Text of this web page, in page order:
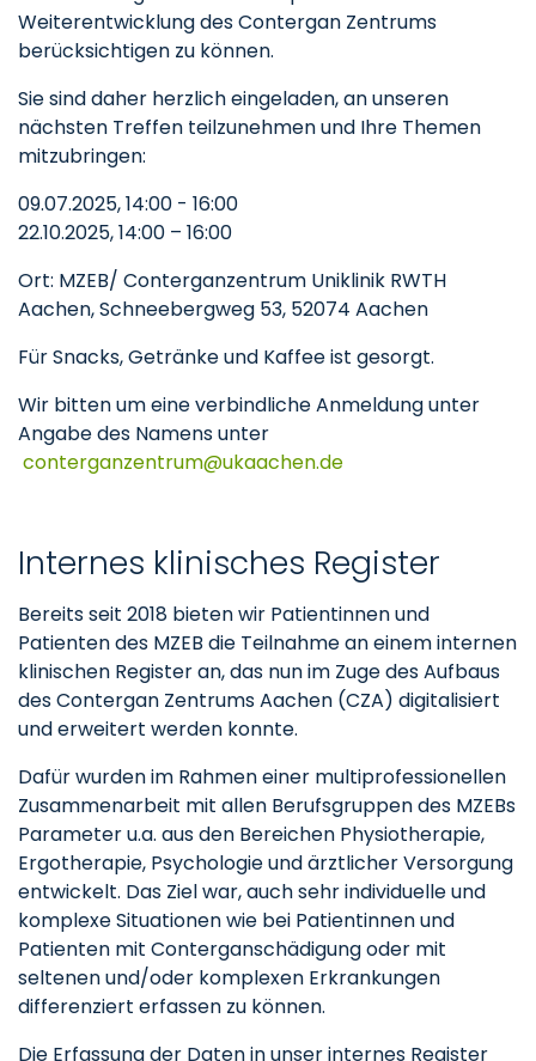
Weiterentwicklung des Contergan Zentrums
berücksichtigen zu können.
Sie sind daher herzlich eingeladen, an unseren
nächsten Treffen teilzunehmen und Ihre Themen
mitzubringen:
09.07.2025, 14:00 - 16:00
22.10.2025, 14:00 – 16:00
Ort: MZEB/ Conterganzentrum Uniklinik RWTH
Aachen, Schneebergweg 53, 52074 Aachen
Für Snacks, Getränke und Kaffee ist gesorgt.
Wir bitten um eine verbindliche Anmeldung unter
Angabe des Namens unter
conterganzentrum
ukaachende
Internes klinisches Register
Bereits seit 2018 bieten wir Patientinnen und
Patienten des MZEB die Teilnahme an einem internen
klinischen Register an, das nun im Zuge des Aufbaus
des Contergan Zentrums Aachen (CZA) digitalisiert
und erweitert werden konnte.
Dafür wurden im Rahmen einer multiprofessionellen
Zusammenarbeit mit allen Berufsgruppen des MZEBs
Parameter u.a. aus den Bereichen Physiotherapie,
Ergotherapie, Psychologie und ärztlicher Versorgung
entwickelt. Das Ziel war, auch sehr individuelle und
komplexe Situationen wie bei Patientinnen und
Patienten mit Conterganschädigung oder mit
seltenen und/oder komplexen Erkrankungen
differenziert erfassen zu können.
Die Erfassung der Daten in unser internes Register